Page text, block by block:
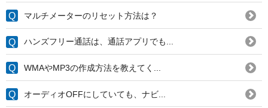
マルチメーターのリセット方法は？
ハンズフリー通話は、通話アプリでも...
WMAやMP3の作成方法を教えてく...
オーディオOFFにしていても、ナビ...